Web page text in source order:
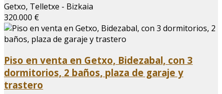
Getxo, Telletxe - Bizkaia
320.000 €
Piso en venta en Getxo, Bidezabal, con 3
dormitorios, 2 baños, plaza de garaje y
trastero